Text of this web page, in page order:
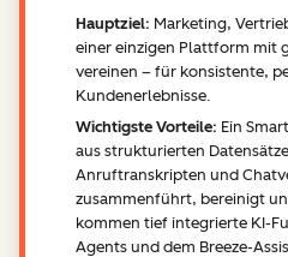
Hauptziel: Marketing,
einer einzigen Plattform mit
vereinen – für konsistente,
Kundenerlebnisse.
Wichtigste Vorteile: Ein
aus strukturierten
Anruftranskripten und
zusammenführt, bereinigt
kommen tief integrierte KI-
Agents und dem Breeze-